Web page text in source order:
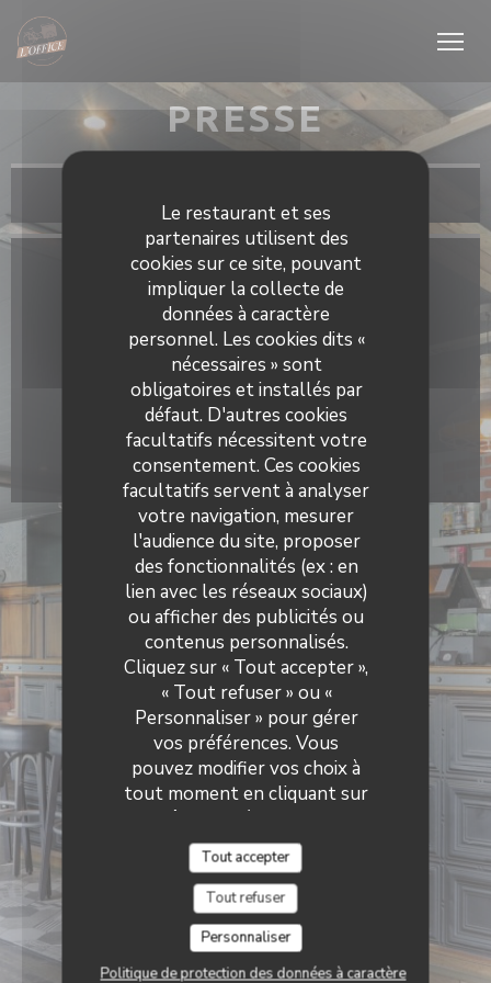
Personnalisation de vos choix en matière de cookies
Le restaurant et ses
partenaires utilisent des
cookies sur ce site, pouvant
impliquer la collecte de
données à caractère
personnel. Les cookies dits «
nécessaires » sont
obligatoires et installés par
défaut. D'autres cookies
facultatifs nécessitent votre
consentement. Ces cookies
facultatifs servent à analyser
votre navigation, mesurer
l'audience du site, proposer
des fonctionnalités (ex : en
lien avec les réseaux sociaux)
ou afficher des publicités ou
contenus personnalisés.
Cliquez sur « Tout accepter »,
« Tout refuser » ou «
Personnaliser » pour gérer
vos préférences. Vous
pouvez modifier vos choix à
tout moment en cliquant sur
l'icône représentant un
cookie en bas à gauche des
pages du site.
Tout accepter
Tout refuser
Personnaliser
Politique de protection des données à caractère
PRESSE